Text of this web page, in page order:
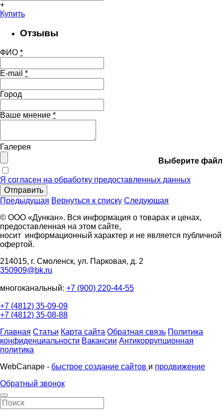
+
Купить
Отзывы
ФИО *
E-mail *
Город
Ваше мнение *
Галерея
Выберите файл
Я согласен на обработку предоставленных данных
Отправить
Предыдущая Вернуться к списку Следующая
© ООО «Дункан». Вся информация о товарах и ценах,
предоставленная на этом сайте,
носит информационный характер и не является публичной
офертой.
214015, г. Смоленск, ул. Парковая, д. 2
350909@bk.ru
многоканальный: +7 (900) 220-44-55
+7 (4812) 35-09-09
+7 (4812) 35-08-88
Главная Статьи Карта сайта Обратная связь Политика
конфиденциальности Вакансии Антикоррупционная
политика
WebCanape - быстрое создание сайтов и продвижение
Обратный звонок